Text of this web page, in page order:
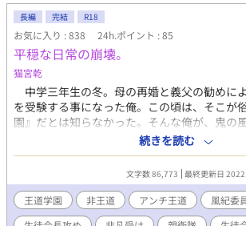
長編 完結 R18
お気に入り : 838 24h.ポイント : 85
平穏な日常の崩壊。
猫宮乾
中学三年生の冬。母の再婚と義父の勧めに
を受験する事になった俺。この頃は、そこが
園』だとは知らなかった。そんな俺が、鬼の
るようになるまでと、その後の軌跡。※王道
道作品です。俺様（風）生徒会長×（本人平
非凡）風紀委員長。▼他サイトで完結済み、
続きを読む
文字数 86,773 最終更新日
王道学園 非王道 アンチ王道
風紀委